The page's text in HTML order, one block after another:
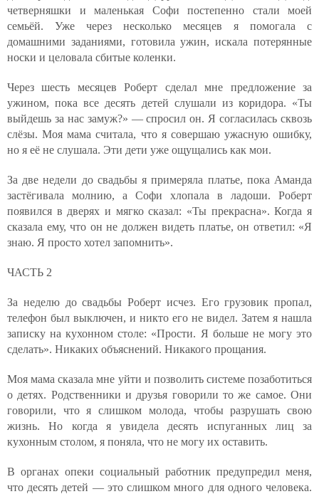
четверняшки и маленькая Софи постепенно стали моей
семьёй. Уже через несколько месяцев я помогала с
домашними заданиями, готовила ужин, искала потерянные
носки и целовала сбитые коленки.
Через шесть месяцев Роберт сделал мне предложение за
ужином, пока все десять детей слушали из коридора. «Ты
выйдешь за нас замуж?» — спросил он. Я согласилась сквозь
слёзы. Моя мама считала, что я совершаю ужасную ошибку,
но я её не слушала. Эти дети уже ощущались как мои.
За две недели до свадьбы я примеряла платье, пока Аманда
застёгивала молнию, а Софи хлопала в ладоши. Роберт
появился в дверях и мягко сказал: «Ты прекрасна». Когда я
сказала ему, что он не должен видеть платье, он ответил: «Я
знаю. Я просто хотел запомнить».
ЧАСТЬ 2
За неделю до свадьбы Роберт исчез. Его грузовик пропал,
телефон был выключен, и никто его не видел. Затем я нашла
записку на кухонном столе: «Прости. Я больше не могу это
сделать». Никаких объяснений. Никакого прощания.
Моя мама сказала мне уйти и позволить системе позаботиться
о детях. Родственники и друзья говорили то же самое. Они
говорили, что я слишком молода, чтобы разрушать свою
жизнь. Но когда я увидела десять испуганных лиц за
кухонным столом, я поняла, что не могу их оставить.
В органах опеки социальный работник предупредил меня,
что десять детей — это слишком много для одного человека.